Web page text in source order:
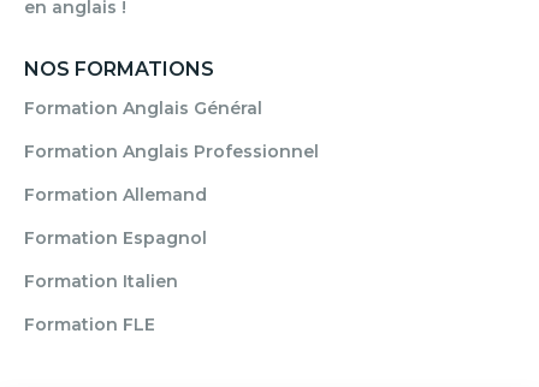
en anglais !
NOS FORMATIONS
Formation Anglais Général
Formation Anglais Professionnel
Formation Allemand
Formation Espagnol
Formation Italien
Formation FLE